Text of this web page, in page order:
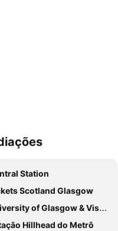
Station
Scotland Glasgow
of Glasgow & Visitor Centre
Hillhead do Metrô